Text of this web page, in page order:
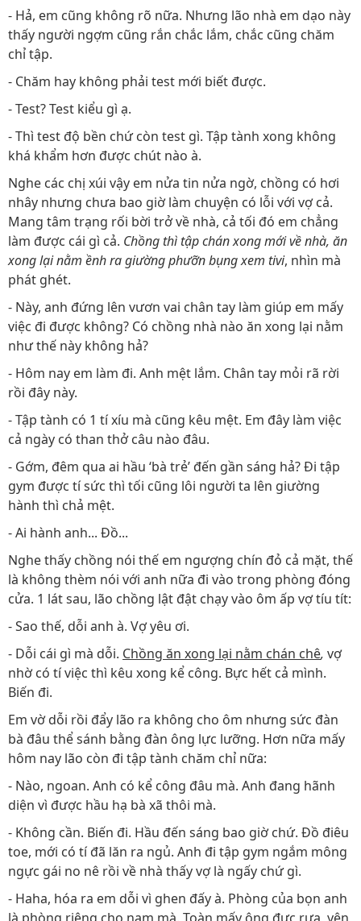
- Hả, em cũng không rõ nữa. Nhưng lão nhà em dạo này
thấy người ngợm cũng rắn chắc lắm, chắc cũng chăm
chỉ tập.
- Chăm hay không phải test mới biết được.
- Test? Test kiểu gì ạ.
- Thì test độ bền chứ còn test gì. Tập tành xong không
khá khẩm hơn được chút nào à.
Nghe các chị xúi vậy em nửa tin nửa ngờ, chồng có hơi
nhây nhưng chưa bao giờ làm chuyện có lỗi với vợ cả.
Mang tâm trạng rối bời trở về nhà, cả tối đó em chẳng
làm được cái gì cả. Chồng thì tập chán xong mới về nhà, ăn
xong lại nằm ềnh ra giường phưỡn bụng xem tivi, nhìn mà
phát ghét.
- Này, anh đứng lên vươn vai chân tay làm giúp em mấy
việc đi được không? Có chồng nhà nào ăn xong lại nằm
như thế này không hả?
- Hôm nay em làm đi. Anh mệt lắm. Chân tay mỏi rã rời
rồi đây này.
- Tập tành có 1 tí xíu mà cũng kêu mệt. Em đây làm việc
cả ngày có than thở câu nào đâu.
- Gớm, đêm qua ai hầu ‘bà trẻ’ đến gần sáng hả? Đi tập
gym được tí sức thì tối cũng lôi người ta lên giường
hành thì chả mệt.
- Ai hành anh... Đồ...
Nghe thấy chồng nói thế em ngượng chín đỏ cả mặt, thế
là không thèm nói với anh nữa đi vào trong phòng đóng
cửa. 1 lát sau, lão chồng lật đật chạy vào ôm ấp vợ tíu tít:
- Sao thế, dỗi anh à. Vợ yêu ơi.
- Dỗi cái gì mà dỗi. Chồng ăn xong lại nằm chán chê, vợ
nhờ có tí việc thì kêu xong kể công. Bực hết cả mình.
Biến đi.
Em vờ dỗi rồi đẩy lão ra không cho ôm nhưng sức đàn
bà đâu thể sánh bằng đàn ông lực lưỡng. Hơn nữa mấy
hôm nay lão còn đi tập tành chăm chỉ nữa:
- Nào, ngoan. Anh có kể công đâu mà. Anh đang hãnh
diện vì được hầu hạ bà xã thôi mà.
- Không cần. Biến đi. Hầu đến sáng bao giờ chứ. Đồ điêu
toe, mới có tí đã lăn ra ngủ. Anh đi tập gym ngắm mông
ngực gái no nê rồi về nhà thấy vợ là ngấy chứ gì.
- Haha, hóa ra em dỗi vì ghen đấy à. Phòng của bọn anh